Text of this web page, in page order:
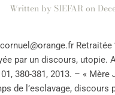
Written by SIEFAR on
par un discours, utopie.
380-381, 2013. – «
de l’esclavage, discours